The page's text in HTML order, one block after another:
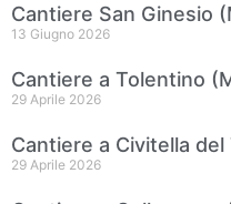
Cantiere San Ginesio
13 Giugno 2026
Cantiere a Tolentino
29 Aprile 2026
Cantiere a Civitella
29 Aprile 2026